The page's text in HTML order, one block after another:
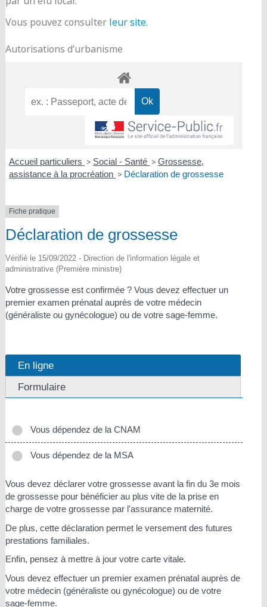
Vous pouvez consulter leur site.
Autorisations d’urbanisme
Accueil particuliers > Social - Santé > Grossesse,
assistance à la procréation > Déclaration de grossesse
Fiche pratique
Déclaration de grossesse
Vérifié le 15/09/2022 - Direction de l'information légale et
administrative (Première ministre)
Votre grossesse est confirmée ? Vous devez effectuer un
premier examen prénatal auprès de votre médecin
(généraliste ou gynécologue) ou de votre sage-femme.
En ligne
Formulaire
Vous dépendez de la CNAM
Vous dépendez de la MSA
Vous devez déclarer votre grossesse avant la fin du 3emois
de grossesse pour bénéficier au plus vite de la prise en
charge de votre grossesse par l'assurance maternité.
De plus, cette déclaration permet le versement des futures
prestations familiales.
Enfin, pensez à mettre à jour votre carte vitale.
Vous devez effectuer un premier examen prénatal auprès de
votre médecin (généraliste ou gynécologue) ou de votre
sage-femme.